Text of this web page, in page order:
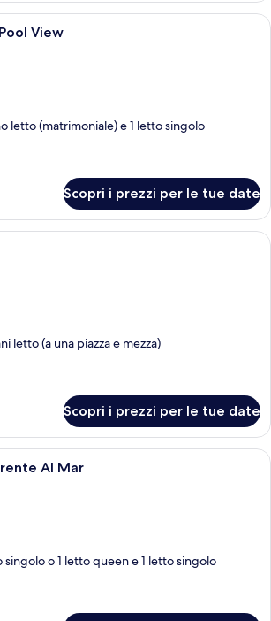
Area piscina con lettini di legno e
View
letto (matrimoniale) e 1 letto singolo
Scopri i prezzi per le tue date
Una stanza con un letto, una
letto (a una piazza e mezza)
Scopri i prezzi per le tue date
Una piscina con bordatura in pietra,
Al Mar
singolo o 1 letto queen e 1 letto singolo